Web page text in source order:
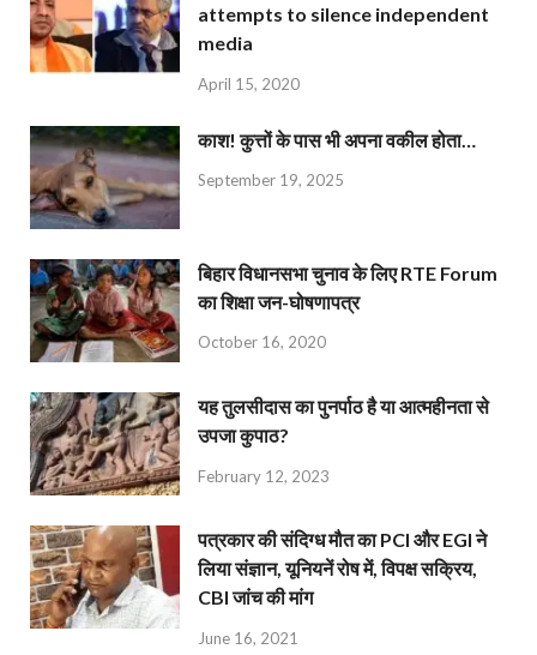
attempts to silence independent
media
April 15, 2020
काश! कुत्तों के पास भी अपना वकील होता…
September 19, 2025
बिहार विधानसभा चुनाव के लिए RTE Forum
का शिक्षा जन-घोषणापत्र
October 16, 2020
यह तुलसीदास का पुनर्पाठ है या आत्महीनता से
उपजा कुपाठ?
February 12, 2023
पत्रकार की संदिग्ध मौत का PCI और EGI ने
लिया संज्ञान, यूनियनें रोष में, विपक्ष सक्रिय,
CBI जांच की मांग
June 16, 2021